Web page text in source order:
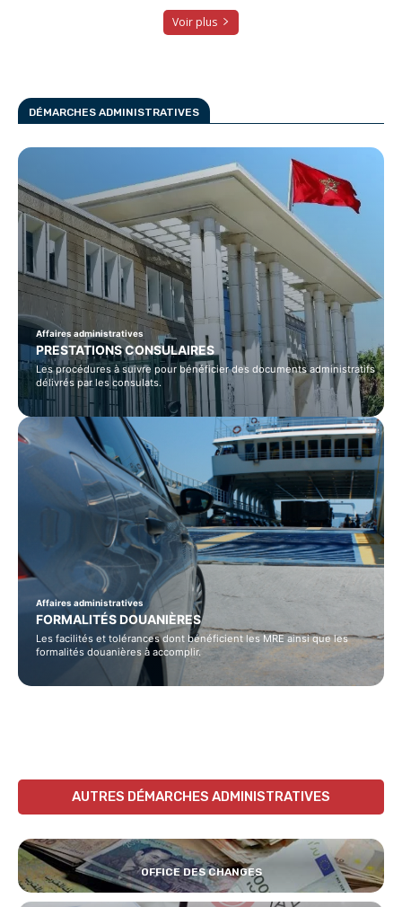
Voir plus
DÉMARCHES ADMINISTRATIVES
Affaires administratives
PRESTATIONS CONSULAIRES
Les procédures à suivre pour bénéficier des documents administratifs
délivrés par les consulats.
Affaires administratives
FORMALITÉS DOUANIÈRES
Les facilités et tolérances dont bénéficient les MRE ainsi que les
formalités douanières à accomplir.
AUTRES DÉMARCHES ADMINISTRATIVES
OFFICE DES CHANGES